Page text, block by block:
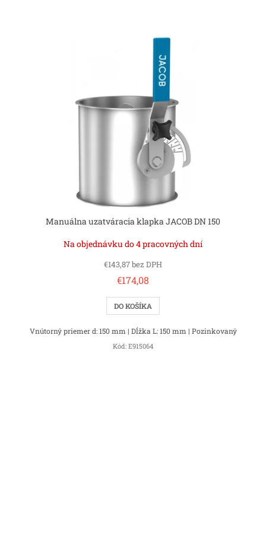
Manuálna uzatváracia klapka JACOB DN 150
Na objednávku do 4 pracovných dní
€143,87 bez DPH
€174,08
DO KOŠÍKA
Vnútorný priemer d: 150 mm | Dĺžka L: 150 mm | Pozinkovaný
Kód: E915064